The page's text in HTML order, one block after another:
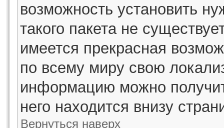
возможность установить
такого пакета не
имеется прекрасная
по всему миру свою
информацию можно
него находится внизу
Вернуться наверх